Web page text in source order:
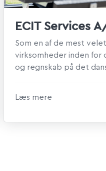
ECIT Services
Som en af de mest
virksomheder inden for
og regnskab på det
Læs mere